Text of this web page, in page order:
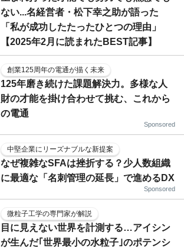
ない...名経営者・松下幸之助が語った
「私が成功したたったひとつの理由」
【2025年2月に読まれたBEST記事】
創業125周年の電通が描く未来
125年磨き続けた課題解決力。多様な人
財の才能を掛け合わせて挑む、これから
の電通
Sponsored
中堅企業にリーズナブルな新提案
なぜ複雑なSFAは挫折する？少人数組織
に最適な「名刺管理の延長」で進めるDX
Sponsored
微粒子工学の専門家が解説
目に見えない世界を計測する…アイシン
が生んだ｢世界最小の水粒子｣のポテンシ